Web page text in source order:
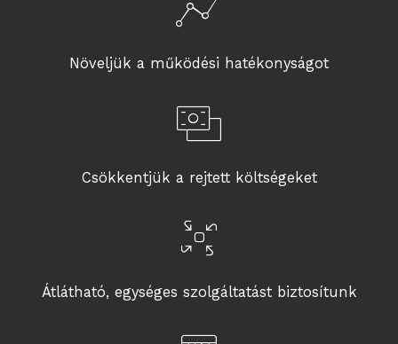
Növeljük a működési hatékonyságot
Csökkentjük a rejtett költségeket
Átlátható, egységes szolgáltatást biztosítunk